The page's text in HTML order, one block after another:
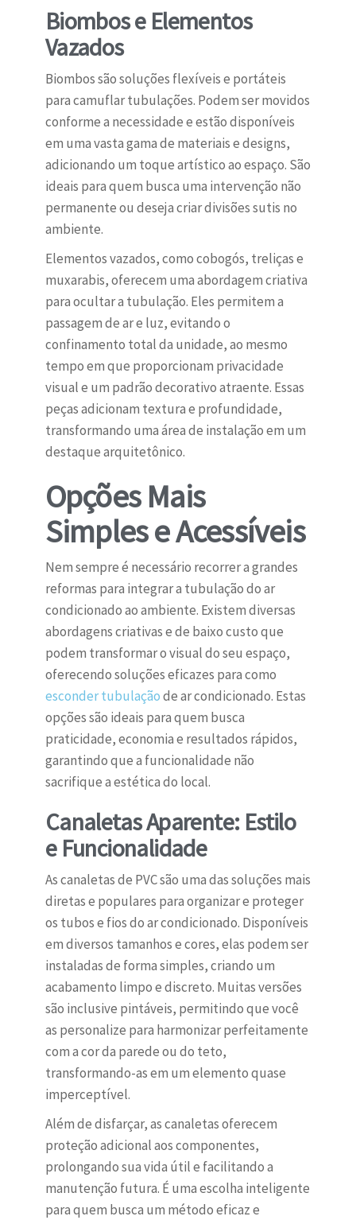
Biombos e Elementos
Vazados
Biombos são soluções flexíveis e portáteis
para camuflar tubulações. Podem ser movidos
conforme a necessidade e estão disponíveis
em uma vasta gama de materiais e designs,
adicionando um toque artístico ao espaço. São
ideais para quem busca uma intervenção não
permanente ou deseja criar divisões sutis no
ambiente.
Elementos vazados, como cobogós, treliças e
muxarabis, oferecem uma abordagem criativa
para ocultar a tubulação. Eles permitem a
passagem de ar e luz, evitando o
confinamento total da unidade, ao mesmo
tempo em que proporcionam privacidade
visual e um padrão decorativo atraente. Essas
peças adicionam textura e profundidade,
transformando uma área de instalação em um
destaque arquitetônico.
Opções Mais
Simples e Acessíveis
Nem sempre é necessário recorrer a grandes
reformas para integrar a tubulação do ar
condicionado ao ambiente. Existem diversas
abordagens criativas e de baixo custo que
podem transformar o visual do seu espaço,
oferecendo soluções eficazes para como
esconder tubulaçãode ar condicionado. Estas
opções são ideais para quem busca
praticidade, economia e resultados rápidos,
garantindo que a funcionalidade não
sacrifique a estética do local.
Canaletas Aparente: Estilo
e Funcionalidade
As canaletas de PVC são uma das soluções mais
diretas e populares para organizar e proteger
os tubos e fios do ar condicionado. Disponíveis
em diversos tamanhos e cores, elas podem ser
instaladas de forma simples, criando um
acabamento limpo e discreto. Muitas versões
são inclusive pintáveis, permitindo que você
as personalize para harmonizar perfeitamente
com a cor da parede ou do teto,
transformando-as em um elemento quase
imperceptível.
Além de disfarçar, as canaletas oferecem
proteção adicional aos componentes,
prolongando sua vida útil e facilitando a
manutenção futura. É uma escolha inteligente
para quem busca um método eficaz e